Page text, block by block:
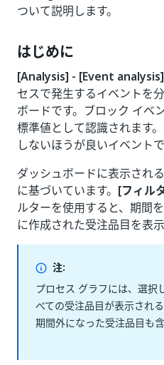
ついて説明します。
はじめに
[Analysis] - [Event analysis]
セスで発生するイベントを
ボードです。ブロック イベ
標準値として認識されます
しないほうが良いイベントで
ダッシュボードに表示され
に基づいています。 [フィル
ルターを使用すると、期間
に作成された受注品目を表示
注:
プロセス グラフには、選択
べての受注品目が表示され
期間外になった受注品目も